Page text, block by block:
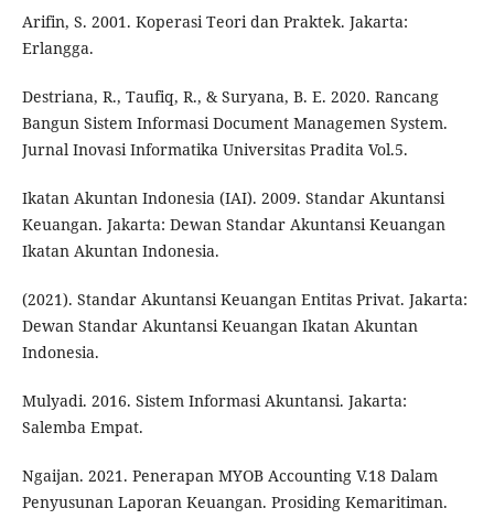
Arifin, S. 2001. Koperasi Teori dan Praktek. Jakarta:
Erlangga.
Destriana, R., Taufiq, R., & Suryana, B. E. 2020. Rancang
Bangun Sistem Informasi Document Managemen System.
Jurnal Inovasi Informatika Universitas Pradita Vol.5.
Ikatan Akuntan Indonesia (IAI). 2009. Standar Akuntansi
Keuangan. Jakarta: Dewan Standar Akuntansi Keuangan
Ikatan Akuntan Indonesia.
(2021). Standar Akuntansi Keuangan Entitas Privat. Jakarta:
Dewan Standar Akuntansi Keuangan Ikatan Akuntan
Indonesia.
Mulyadi. 2016. Sistem Informasi Akuntansi. Jakarta:
Salemba Empat.
Ngaijan. 2021. Penerapan MYOB Accounting V.18 Dalam
Penyusunan Laporan Keuangan. Prosiding Kemaritiman.